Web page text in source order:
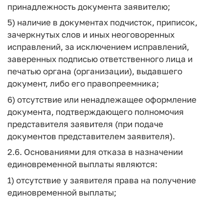
принадлежность документа заявителю;
5) наличие в документах подчисток, приписок,
зачеркнутых слов и иных неоговоренных
исправлений, за исключением исправлений,
заверенных подписью ответственного лица и
печатью органа (организации), выдавшего
документ, либо его правопреемника;
6) отсутствие или ненадлежащее оформление
документа, подтверждающего полномочия
представителя заявителя (при подаче
документов представителем заявителя).
2.6. Основаниями для отказа в назначении
единовременной выплаты являются:
1) отсутствие у заявителя права на получение
единовременной выплаты;